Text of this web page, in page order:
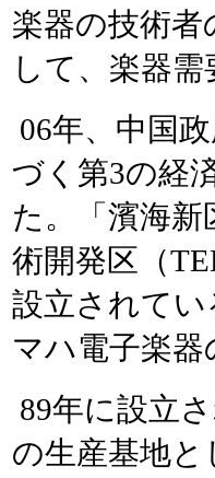
楽器の技術
して、楽器
06年、中国
づく第3の経
た。「濱海
術開発区（
設立されて
マハ電子楽
89年に設立
の生産基地と